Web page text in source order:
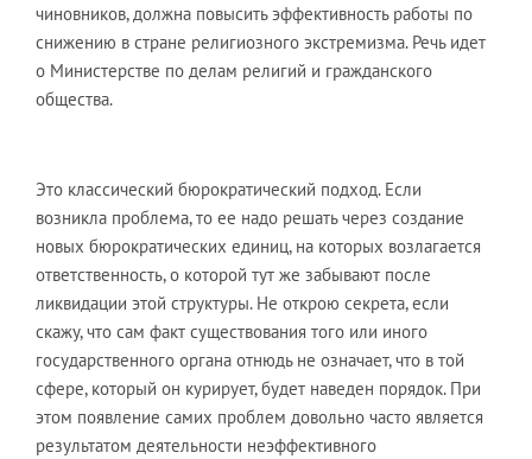
чиновников, должна повысить эффективность работы по
снижению в стране религиозного экстремизма. Речь идет
о Министерстве по делам религий и гражданского
общества.
Это классический бюрократический подход. Если
возникла проблема, то ее надо решать через создание
новых бюрократических единиц, на которых возлагается
ответственность, о которой тут же забывают после
ликвидации этой структуры. Не открою секрета, если
скажу, что сам факт существования того или иного
государственного органа отнюдь не означает, что в той
сфере, который он курирует, будет наведен порядок. При
этом появление самих проблем довольно часто является
результатом деятельности неэффективного